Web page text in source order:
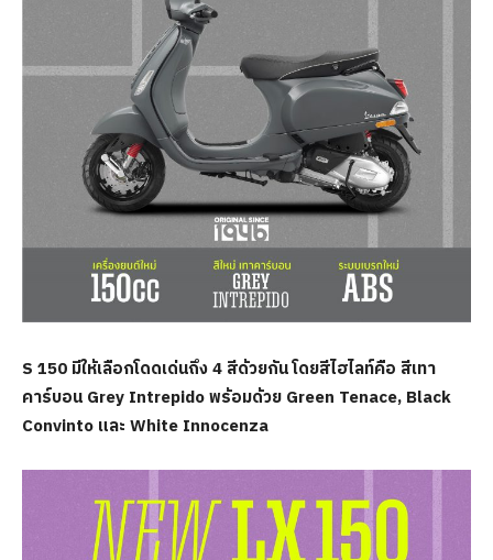
S 150 มีให้เลือกโดดเด่นถึง 4 สีด้วยกัน โดยสีไฮไลท์คือ สีเทา
คาร์บอน Grey Intrepido พร้อมด้วย Green Tenace, Black
Convinto และ White Innocenza